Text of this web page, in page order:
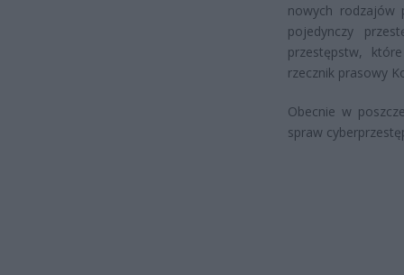
nowych rodzajów
pojedynczy
przestępstw,
rzecznik prasowy
Obecnie w
spraw